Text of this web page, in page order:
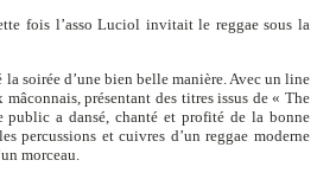
fois l’asso Luciol invitait le reggae sous la
la soirée d’une bien belle manière. Avec un line
présentant des titres issus de « The
a dansé, chanté et profité de la bonne
percussions et cuivres d’un reggae moderne
morceau.